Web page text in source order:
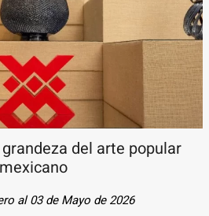
del arte popular
mexicano
al 03 de Mayo de 2026